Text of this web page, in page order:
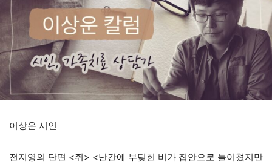
이상운 시인
전지영의 단편 <쥐> <난간에 부딪힌 비가 집안으로 들이쳤지만